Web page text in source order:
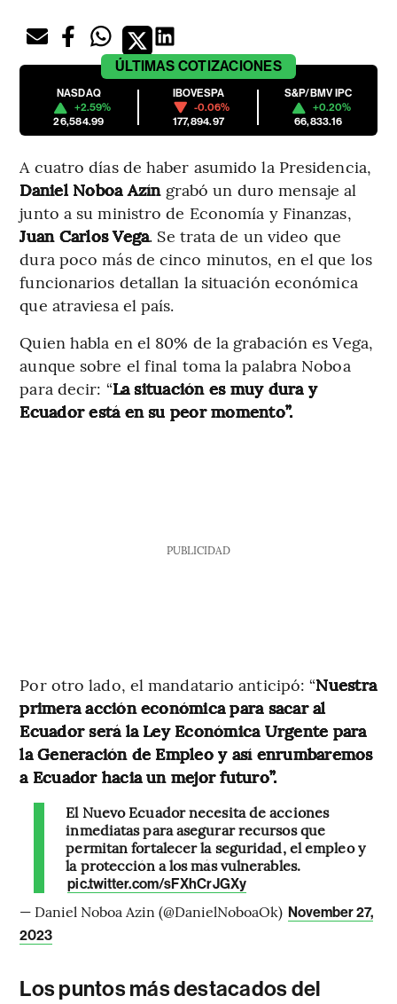
ÚLTIMAS COTIZACIONES
NASDAQ
+2.59%
26,584.99
IBOVESPA
-0.06%
177,894.97
S&P/BMV IPC
+0.20%
66,833.16
A cuatro días de haber asumido la Presidencia,
Daniel Noboa Azín grabó un duro mensaje al
junto a su ministro de Economía y Finanzas,
Juan Carlos Vega. Se trata de un video que
dura poco más de cinco minutos, en el que los
funcionarios detallan la situación económica
que atraviesa el país.
Quien habla en el 80% de la grabación es Vega,
aunque sobre el final toma la palabra Noboa
para decir: “La situación es muy dura y
Ecuador está en su peor momento”.
PUBLICIDAD
Por otro lado, el mandatario anticipó: “Nuestra
primera acción económica para sacar al
Ecuador será la Ley Económica Urgente para
la Generación de Empleo y así enrumbaremos
a Ecuador hacia un mejor futuro”.
El Nuevo Ecuador necesita de acciones
inmediatas para asegurar recursos que
permitan fortalecer la seguridad, el empleo y
la protección a los más vulnerables.
pic.twitter.com/sFXhCrJGXy
— Daniel Noboa Azin (@DanielNoboaOk) November 27,
2023
Los puntos más destacados del